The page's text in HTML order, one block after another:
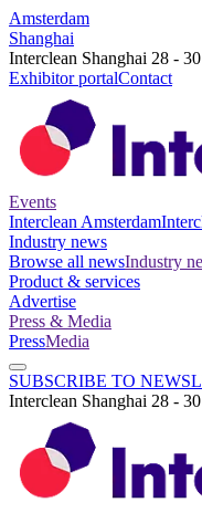
Amsterdam
Shanghai
Interclean Shanghai 28 -
Exhibitor portalContact
Events
Interclean Amsterdam
Industry news
Browse all newsIndustry
Product & services
Advertise
Press & Media
PressMedia
SUBSCRIBE TO
Interclean Shanghai 28 -